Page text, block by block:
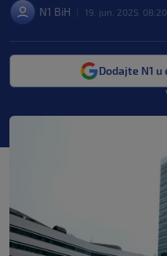
N1 BiH 19. jun. 2025. 08:20
Dodajte N1